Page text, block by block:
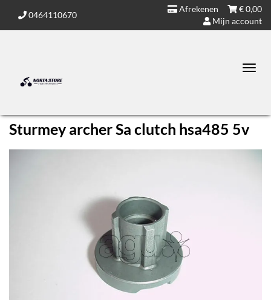
0464110670
€0,00
Afrekenen
Mijn account
Sturmey archer Sa clutch hsa485 5v